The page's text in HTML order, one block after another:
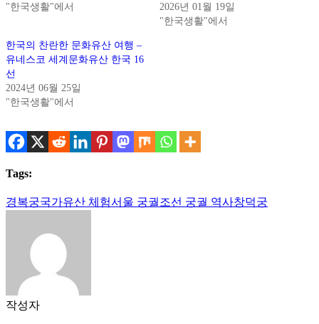
"한국생활"에서
2026년 01월 19일
"한국생활"에서
한국의 찬란한 문화유산 여행 –
유네스코 세계문화유산 한국 16
선
2024년 06월 25일
"한국생활"에서
Tags:
경복궁국가유산 체험서울 궁궐조선 궁궐 역사창덕궁
작성자